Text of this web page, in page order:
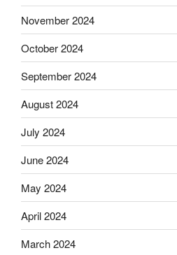
November 2024
October 2024
September 2024
August 2024
July 2024
June 2024
May 2024
April 2024
March 2024